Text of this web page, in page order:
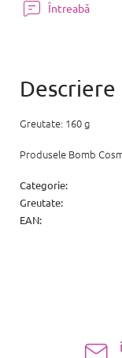
Întreabă
Greutate: 160 g
Produsele Bomb
Categorie:
Greutate:
EAN: